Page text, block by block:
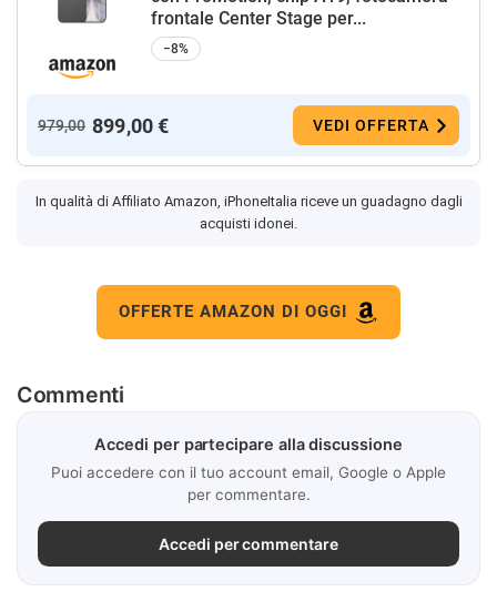
frontale Center Stage per...
−8%
979,00 899,00 € VEDI OFFERTA
In qualità di Affiliato Amazon, iPhoneItalia riceve un guadagno dagli
acquisti idonei.
OFFERTE AMAZON DI OGGI
Commenti
Accedi per partecipare alla discussione
Puoi accedere con il tuo account email, Google o Apple
per commentare.
Accedi per commentare